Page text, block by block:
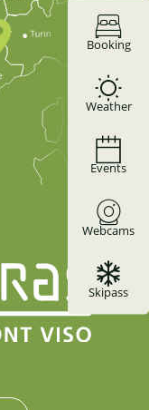
Booking
Weather
Events
Webcams
Skipass